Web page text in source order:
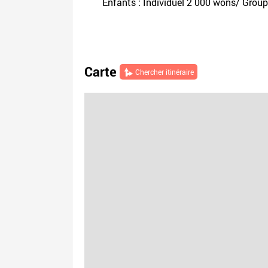
Carte Chercher itinéraire